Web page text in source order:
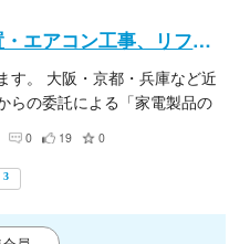
【近畿圏】家電配送、設置・エアコン工事、リフォーム業の協力会社募集！
す。 大阪・京都・兵庫など近
らの委託による「家電製品の
業務拡大およびスポット対
いただける協力会社様（1人親
）を募集しております。
・搬入・標準設置（TV・洗濯
0 19 0
3